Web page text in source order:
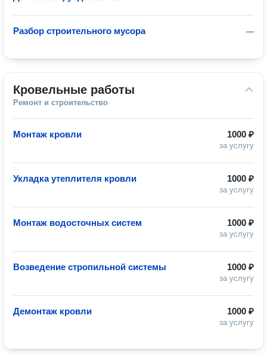
—
Разбор строительного мусора
Кровельные работы
Ремонт и строительство
1000 ₽
за услугу
Монтаж кровли
1000 ₽
за услугу
Укладка утеплителя кровли
1000 ₽
за услугу
Монтаж водосточных систем
1000 ₽
за услугу
Возведение стропильной системы
1000 ₽
за услугу
Демонтаж кровли